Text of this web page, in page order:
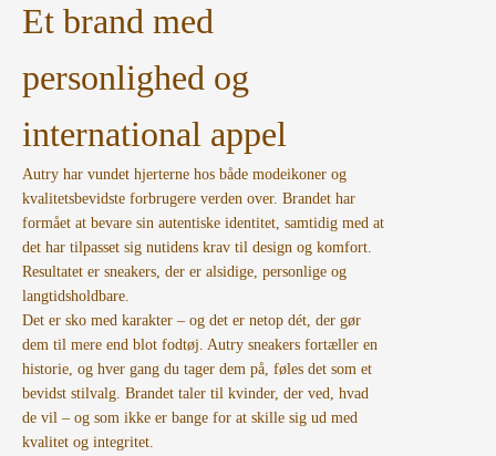
Et brand med
personlighed og
international appel
Autry har vundet hjerterne hos både modeikoner og
kvalitetsbevidste forbrugere verden over. Brandet har
formået at bevare sin autentiske identitet, samtidig med at
det har tilpasset sig nutidens krav til design og komfort.
Resultatet er sneakers, der er alsidige, personlige og
langtidsholdbare.
Det er sko med karakter – og det er netop dét, der gør
dem til mere end blot fodtøj. Autry sneakers fortæller en
historie, og hver gang du tager dem på, føles det som et
bevidst stilvalg. Brandet taler til kvinder, der ved, hvad
de vil – og som ikke er bange for at skille sig ud med
kvalitet og integritet.